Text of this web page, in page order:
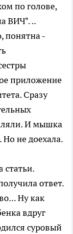
по голове,
ВИЧ". ..
понятна -
приложение
Сразу
И мышка
Но не доехала.
статьи.
ответ.
Ну как
вдруг
суровый